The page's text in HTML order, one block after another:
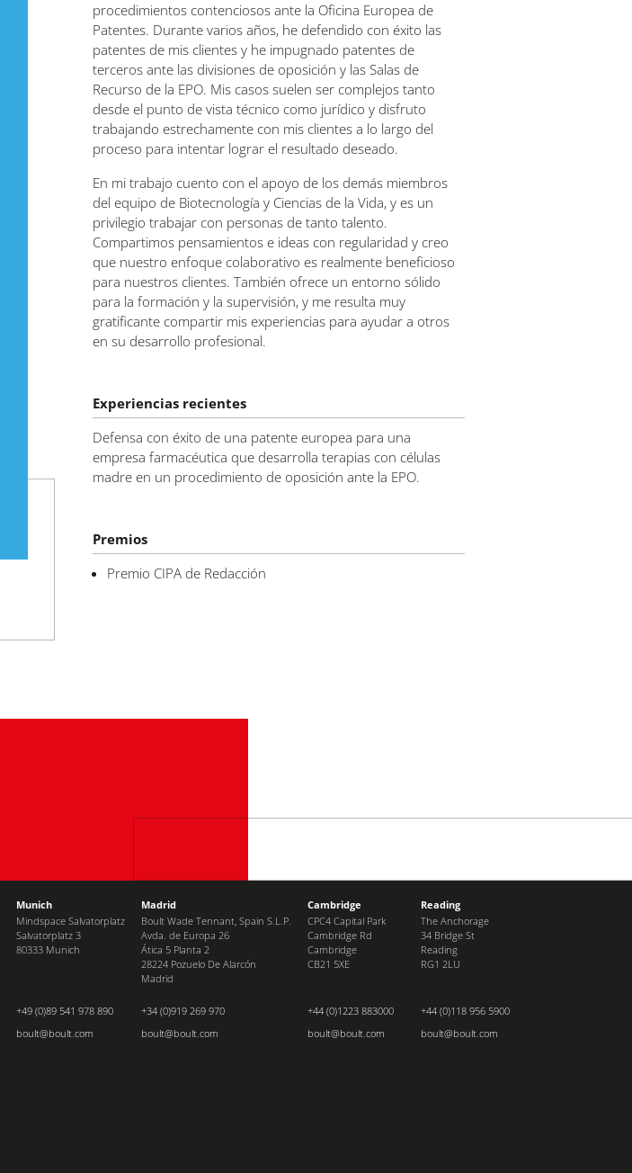
procedimientos contenciosos ante la Oficina Europea de
Patentes. Durante varios años, he defendido con éxito las
patentes de mis clientes y he impugnado patentes de
terceros ante las divisiones de oposición y las Salas de
Recurso de la EPO. Mis casos suelen ser complejos tanto
desde el punto de vista técnico como jurídico y disfruto
trabajando estrechamente con mis clientes a lo largo del
proceso para intentar lograr el resultado deseado.
En mi trabajo cuento con el apoyo de los demás miembros
del equipo de Biotecnología y Ciencias de la Vida, y es un
privilegio trabajar con personas de tanto talento.
Compartimos pensamientos e ideas con regularidad y creo
que nuestro enfoque colaborativo es realmente beneficioso
para nuestros clientes. También ofrece un entorno sólido
para la formación y la supervisión, y me resulta muy
gratificante compartir mis experiencias para ayudar a otros
en su desarrollo profesional.
Experiencias recientes
Defensa con éxito de una patente europea para una
empresa farmacéutica que desarrolla terapias con células
madre en un procedimiento de oposición ante la EPO.
Premios
Premio CIPA de Redacción
Munich
Mindspace Salvatorplatz
Salvatorplatz 3
80333 Munich
+49 (0)89 541 978 890
boult@boult.com
Madrid
Boult Wade Tennant, Spain S.L.P.
Avda. de Europa 26
Ática 5 Planta 2
28224 Pozuelo De Alarcón
Madrid
+34 (0)919 269 970
boult@boult.com
Cambridge
CPC4 Capital Park
Cambridge Rd
Cambridge
CB21 5XE
+44 (0)1223 883000
boult@boult.com
Reading
The Anchorage
34 Bridge St
Reading
RG1 2LU
+44 (0)118 956 5900
boult@boult.com